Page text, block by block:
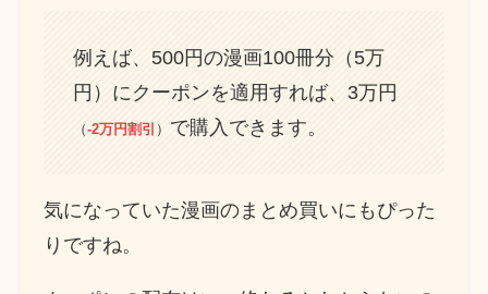
例えば、500円の漫画100冊分（5万
円）にクーポンを適用すれば、3万円
（-2万円割引 ） で購入できます。
気になっていた漫画のまとめ買いにもぴった
りですね。